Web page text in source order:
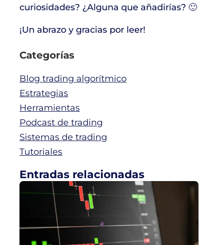
curiosidades? ¿Alguna que añadirías? 🙂
¡Un abrazo y gracias por leer!
Categorías
Blog trading algorítmico
Estrategias
Herramientas
Podcast de trading
Sistemas de trading
Tutoriales
Entradas relacionadas